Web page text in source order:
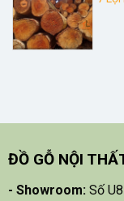
ĐỒ GỖ NỘI
- Showroom: Số